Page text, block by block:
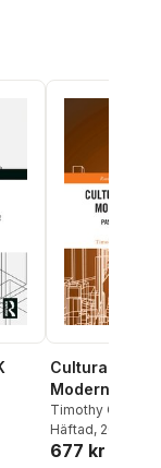
Cultural
Modern
Timothy Clack
Dunkley
Häftad, 2024
677 kr